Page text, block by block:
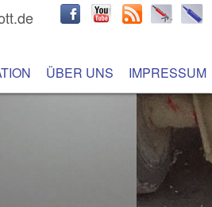
ÜBER UNS IMPRESSUM